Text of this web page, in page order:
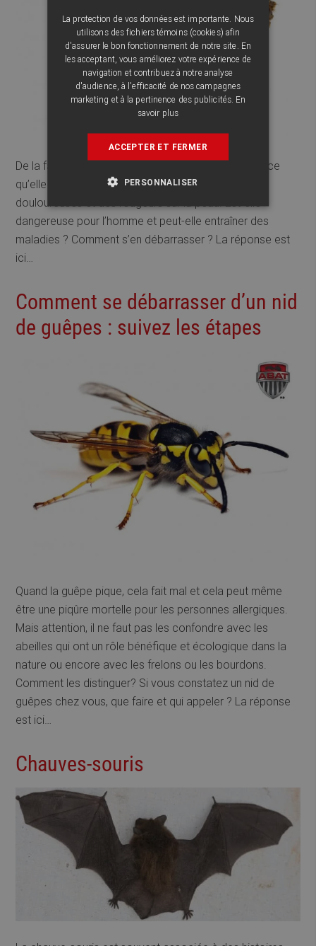
De la famille des Pulicides, on reconnaît la puce parce
qu’elle pique et provoque des démangeaisons
douloureuses et des rougeurs sur la peau. Est-elle
dangereuse pour l’homme et peut-elle entraîner des
maladies ? Comment s’en débarrasser ? La réponse est
ici…
Comment se débarrasser d’un nid
de guêpes : suivez les étapes
Quand la guêpe pique, cela fait mal et cela peut même
être une piqûre mortelle pour les personnes allergiques.
Mais attention, il ne faut pas les confondre avec les
abeilles qui ont un rôle bénéfique et écologique dans la
nature ou encore avec les frelons ou les bourdons.
Comment les distinguer? Si vous constatez un nid de
guêpes chez vous, que faire et qui appeler ? La réponse
est ici…
Chauves-souris
La protection de vos données est importante. Nous
utilisons des fichiers témoins (cookies) afin
d'assurer le bon fonctionnement de notre site. En
les acceptant, vous améliorez votre expérience de
navigation et contribuez à notre analyse
d'audience, à l'efficacité de nos campagnes
marketing et à la pertinence des publicités. En
savoir plus
ACCEPTER ET FERMER
PERSONNALISER